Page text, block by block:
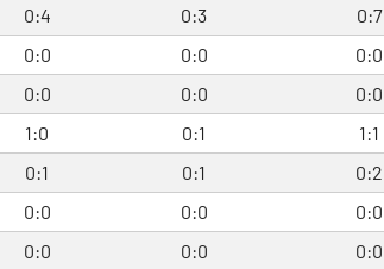
0:4 0:3
0:7
0:0 0:0
0:0
0:0 0:0
0:0
1:0 0:1
1:1
0:1 0:1
0:2
0:0 0:0
0:0
0:0 0:0
0:0